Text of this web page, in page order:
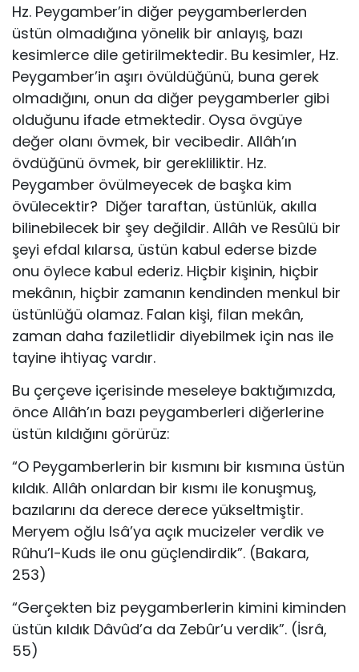
Hz. Peygamber’in diğer peygamberlerden
üstün olmadığına yönelik bir anlayış, bazı
kesimlerce dile getirilmektedir. Bu kesimler, Hz.
Peygamber’in aşırı övüldüğünü, buna gerek
olmadığını, onun da diğer peygamberler gibi
olduğunu ifade etmektedir. Oysa övgüye
değer olanı övmek, bir vecibedir. Allâh’ın
övdüğünü övmek, bir gerekliliktir. Hz.
Peygamber övülmeyecek de başka kim
övülecektir? Diğer taraftan, üstünlük, akılla
bilinebilecek bir şey değildir. Allâh ve Resûlü bir
şeyi efdal kılarsa, üstün kabul ederse bizde
onu öylece kabul ederiz. Hiçbir kişinin, hiçbir
mekânın, hiçbir zamanın kendinden menkul bir
üstünlüğü olamaz. Falan kişi, filan mekân,
zaman daha fa­ziletlidir diyebilmek için nas ile
tayine ihtiyaç vardır.
Bu çerçeve içerisinde meseleye baktığımızda,
önce Allâh’ın bazı peygamberleri diğerlerine
üstün kıldığını görürüz:
“O Peygamberlerin bir kısmını bir kısmına üstün
kıldık. Allâh on­lardan bir kısmı ile konuşmuş,
bazılarını da derece derece yükseltmiş­tir.
Meryem oğlu Isâ’ya açık mucizeler verdik ve
Rûhu’l-Kuds ile onu güçlendirdik”. (Bakara,
253)
“Gerçekten biz peygamberlerin kimini kiminden
üstün kıldık Dâvûd’a da Zebûr’u verdik”. (İsrâ,
55)